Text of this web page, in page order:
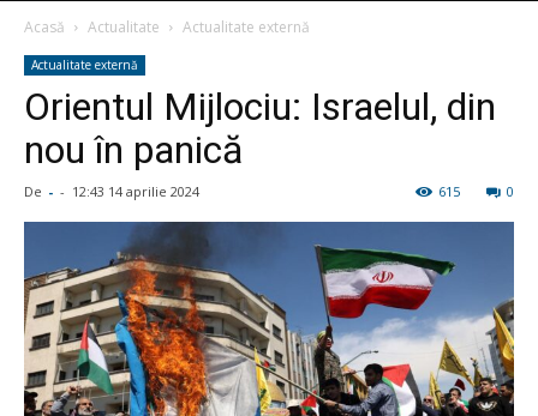
Acasă Actualitate Actualitate externă
Actualitate externă
Orientul Mijlociu: Israelul, din
nou în panică
De - - 12:43 14 aprilie 2024 0
615